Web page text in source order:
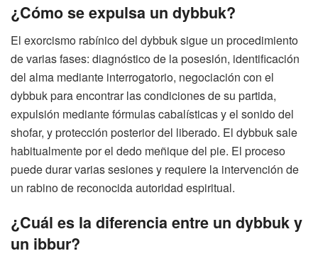
¿Cómo se expulsa un dybbuk?
El exorcismo rabínico del dybbuk sigue un procedimiento
de varias fases: diagnóstico de la posesión, identificación
del alma mediante interrogatorio, negociación con el
dybbuk para encontrar las condiciones de su partida,
expulsión mediante fórmulas cabalísticas y el sonido del
shofar, y protección posterior del liberado. El dybbuk sale
habitualmente por el dedo meñique del pie. El proceso
puede durar varias sesiones y requiere la intervención de
un rabino de reconocida autoridad espiritual.
¿Cuál es la diferencia entre un dybbuk y
un ibbur?